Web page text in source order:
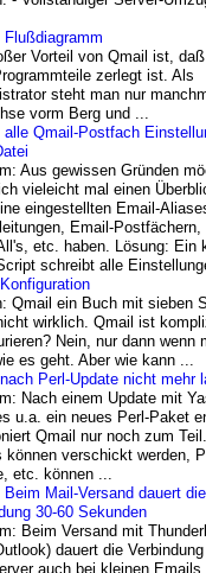
Flußdiagramm
Vorteil von Qmail ist,
zerlegt ist. Als
steht man nur
vorm Berg und ...
alle Qmail-Postfach
Aus gewissen Gründen
vieleicht mal einen
eingestellten Email-
Email-Postfächern,
etc. haben. Lösung: Ein
schreibt alle
Qmail ein Buch mit sieben
wirklich. Qmail ist
Nein, nur dann wenn
es geht. Aber wie kann ...
Perl-Update nicht mehr
Nach einem Update mit
u.a. ein neues Perl-Paket
Qmail nur noch zum
können verschickt werden,
etc. können ...
Mail-Versand dauert die
30-60 Sekunden
Beim Versand mit
dauert die
auch bei kleinen Emails